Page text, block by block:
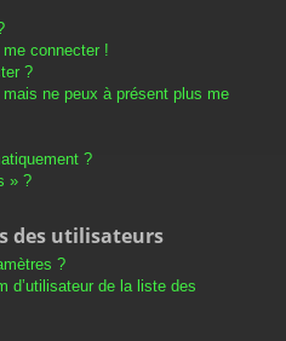
connecter !
?
ne peux à présent plus me
?
» ?
des utilisateurs
?
d’utilisateur de la liste des